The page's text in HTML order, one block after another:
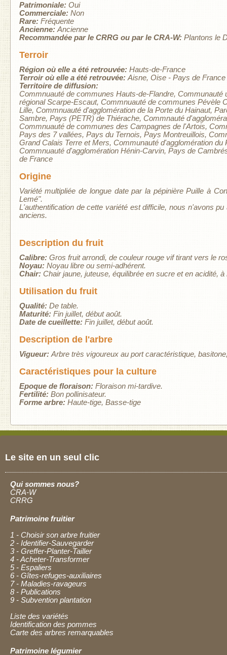
Patrimoniale: Oui
Commerciale: Non
Rare: Fréquente
Ancienne: Ancienne
Recommandée par le CRRG ou par le CRA-W: Plantons le
Terroir
Région où elle a été retrouvée: Hauts-de-France
Terroir où elle a été retrouvée: Aisne Oise - Pays de France
Territoire de diffusion:
Commnuauté de communes Hauts-de-Flandre Communauté
régional Scarpe-Escaut Commnuauté de communes Pévèle
Lille Commnuauté d'agglomération de la Porte du Hainaut
Sambre Pays (PETR) de Thiérache Commnauté
Commnuauté de communes des Campagnes de l'Artois
Pays des 7 vallées Pays du Ternois Pays Montreuillois
Grand Calais Terre et Mers Communauté d'agglomération du
Commnuauté d'agglomération Hénin-Carvin Pays de
de France
Origine
Variété multipliée de longue date par la pépinière Puille à
Lemé".
L'authentification de cette variété est difficile, nous n'avons
anciens.
Description du fruit
Calibre: Gros fruit arrondi, de couleur rouge vif tirant vers le
Noyau: Noyau libre ou semi-adhérent.
Chair: Chair jaune, juteuse, équilibrée en sucre et en acidité,
Utilisation du fruit
Qualité: De table.
Maturité: Fin juillet, début août.
Date de cueillette: Fin juillet, début août.
Description de l'arbre
Vigueur: Arbre très vigoureux au port caractéristique,
Caractéristiques pour la culture
Epoque de floraison: Floraison mi-tardive.
Fertilité: Bon pollinisateur.
Forme arbre: Haute-tige Basse-tige
Le site en un seul clic
Qui sommes nous?
CRA-W
CRRG
Patrimoine fruitier
1 - Choisir son arbre fruitier
2 - Identifier-Sauvegarder
3 - Greffer-Planter-Tailler
4 - Acheter-Transformer
5 - Espaliers
6 - Gîtes-refuges-auxiliaires
7 - Maladies-ravageurs
8 - Publications
9 - Subvention plantation
Liste des variétés
Identification des pommes
Carte des arbres remarquables
Patrimoine légumier